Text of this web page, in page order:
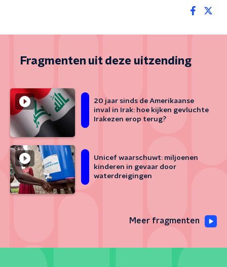
Fragmenten uit deze uitzending
20 jaar sinds de Amerikaanse
inval in Irak: hoe kijken gevluchte
Irakezen erop terug?
Unicef waarschuwt: miljoenen
kinderen in gevaar door
waterdreigingen
Meer fragmenten